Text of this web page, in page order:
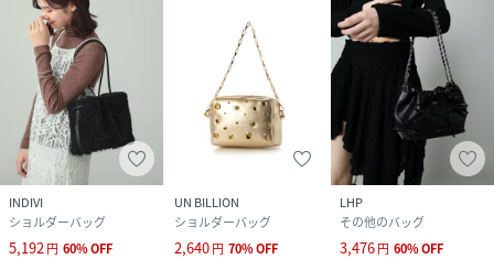
INDIVI
ショルダーバッグ
5,192 円 60%OFF
UN BILLION
ショルダーバッグ
2,640円 70%OFF
LHP
その他のバッグ
3,476円 60%OFF